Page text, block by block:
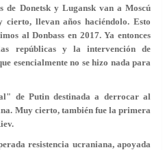
de Donetsk y Lugansk van a Moscú
llevan años haciéndolo. Esto
al Donbass en 2017. Ya entonces
repúblicas y la intervención de
esencialmente no se hizo nada para
de Putin destinada a derrocar al
Muy cierto, también fue la primera
resistencia ucraniana, apoyada